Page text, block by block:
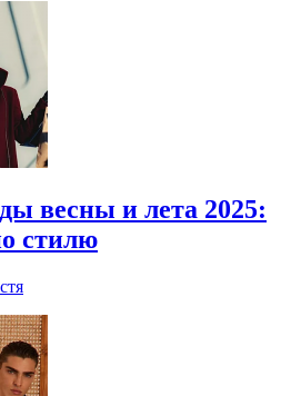
весны и лета 2025:
стилю